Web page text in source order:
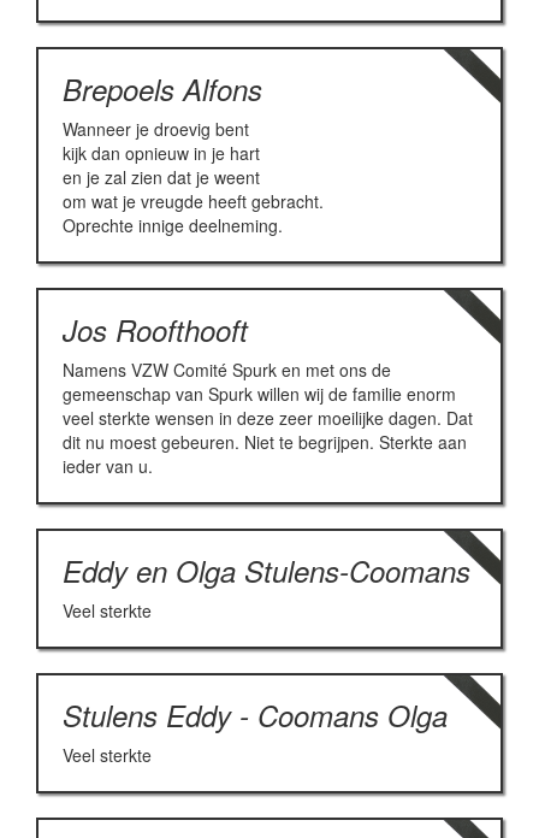
Brepoels Alfons
Wanneer je droevig bent
kijk dan opnieuw in je hart
en je zal zien dat je weent
om wat je vreugde heeft gebracht.
Oprechte innige deelneming.
Jos Roofthooft
Namens VZW Comité Spurk en met ons de
gemeenschap van Spurk willen wij de familie enorm
veel sterkte wensen in deze zeer moeilijke dagen. Dat
dit nu moest gebeuren. Niet te begrijpen. Sterkte aan
ieder van u.
Eddy en Olga Stulens-Coomans
Veel sterkte
Stulens Eddy - Coomans Olga
Veel sterkte